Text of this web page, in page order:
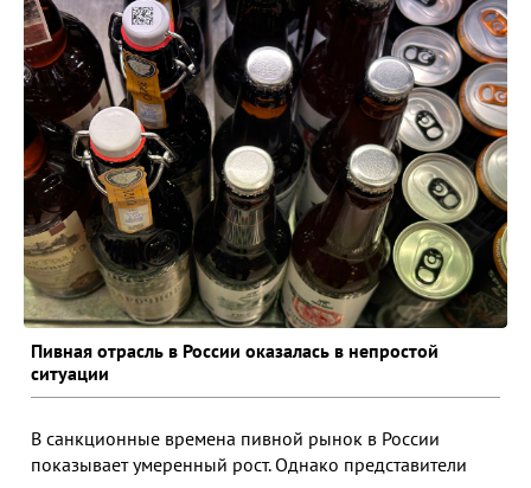
Пивная отрасль в России оказалась в непростой
ситуации
В санкционные времена пивной рынок в России
показывает умеренный рост. Однако представители